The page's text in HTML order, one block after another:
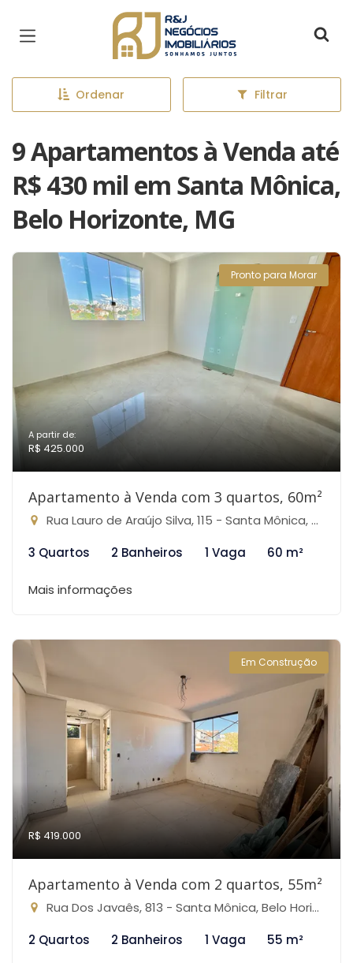
Página inicial
Ordenar Filtrar
9 Apartamentos à Venda até
R$ 430 mil em Santa Mônica,
Belo Horizonte, MG
Pronto para Morar
A partir de:
R$ 425.000
Apartamento à Venda com 3 quartos, 60m²
Rua Lauro de Araújo Silva, 115 - Santa Mônica, Belo Horizonte-MG
3 Quartos
2 Banheiros 1 Vaga 60 m²
Mais informações
Em Construção
R$ 419.000
Apartamento à Venda com 2 quartos, 55m²
Rua Dos Javaês, 813 - Santa Mônica, Belo Horizonte-MG
2 Quartos
2 Banheiros 1 Vaga 55 m²